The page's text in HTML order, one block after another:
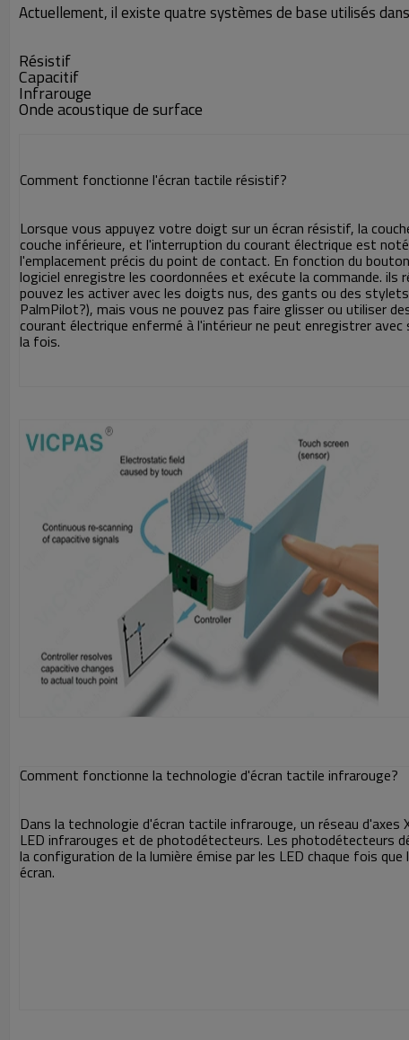
Actuellement, il existe quatre systèmes de base utilisés
Résistif
Capacitif
Infrarouge
Onde acoustique de surface
Comment fonctionne l'écran tactile résistif?
Lorsque vous appuyez votre doigt sur un écran résistif, la
couche inférieure, et l'interruption du courant électrique est
l'emplacement précis du point de contact. En fonction du
logiciel enregistre les coordonnées et exécute la commande. ils
pouvez les activer avec les doigts nus, des gants ou des
PalmPilot?), mais vous ne pouvez pas faire glisser ou utiliser
courant électrique enfermé à l'intérieur ne peut enregistrer
la fois.
Comment fonctionne la technologie d'écran tactile infrarouge?
Dans la technologie d'écran tactile infrarouge, un réseau d'axes
LED infrarouges et de photodétecteurs. Les photodétecteurs
la configuration de la lumière émise par les LED chaque fois
écran.